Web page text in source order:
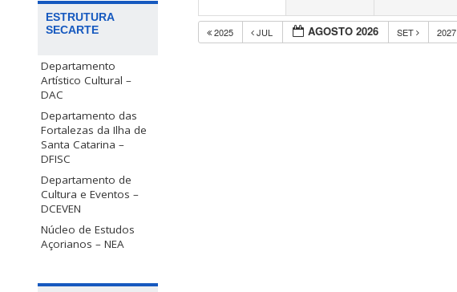
ESTRUTURA
SECARTE
Departamento
Artístico Cultural –
DAC
Departamento das
Fortalezas da Ilha de
Santa Catarina –
DFISC
Departamento de
Cultura e Eventos –
DCEVEN
Núcleo de Estudos
Açorianos – NEA
2025 JUL AGOSTO 2026 SET 2027